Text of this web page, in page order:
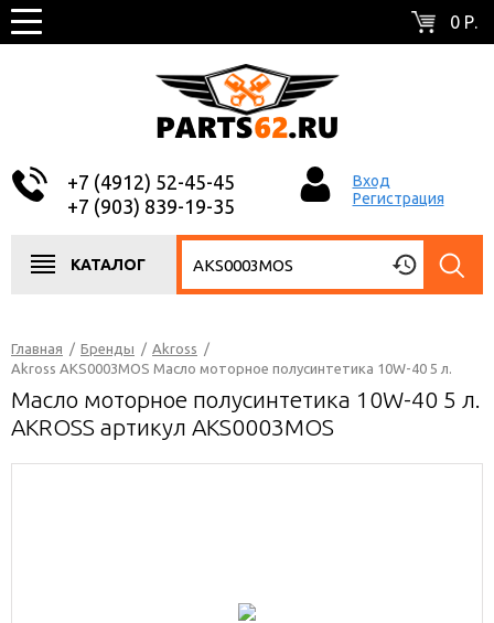
0 Р.
+7 (4912) 52-45-45
+7 (903) 839-19-35
Вход
Регистрация
КАТАЛОГ
Главная / Бренды / Akross /
Akross AKS0003MOS Масло моторное полусинтетика 10W-40 5 л.
Масло моторное полусинтетика 10W-40 5 л.
AKROSS артикул AKS0003MOS